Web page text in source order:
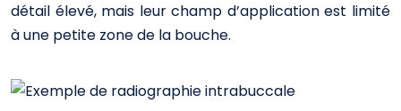
détail élevé, mais leur champ d’application est limité
à une petite zone de la bouche.